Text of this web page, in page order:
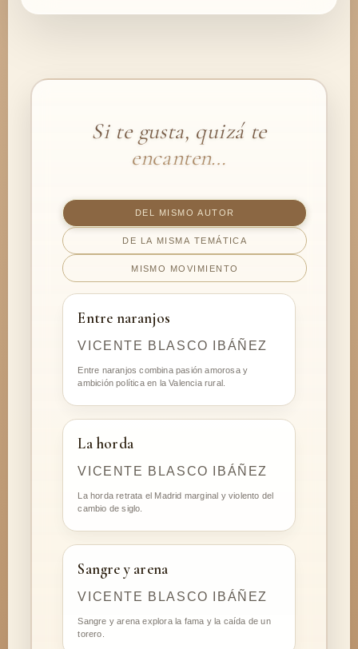
Si te gusta, quizá te
encanten…
DEL MISMO AUTOR
DE LA MISMA TEMÁTICA
MISMO MOVIMIENTO
Entre naranjos
VICENTE BLASCO IBÁÑEZ
Entre naranjos combina pasión amorosa y
ambición política en la Valencia rural.
La horda
VICENTE BLASCO IBÁÑEZ
La horda retrata el Madrid marginal y violento del
cambio de siglo.
Sangre y arena
VICENTE BLASCO IBÁÑEZ
Sangre y arena explora la fama y la caída de un
torero.